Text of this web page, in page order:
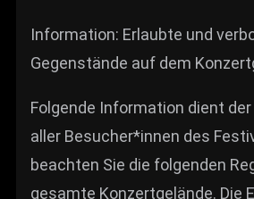
Information: Erlaubte und
Gegenstände auf dem
Folgende Information dient
aller Besucher*innen des
beachten Sie die folgenden
gesamte Konzertgelände. Die